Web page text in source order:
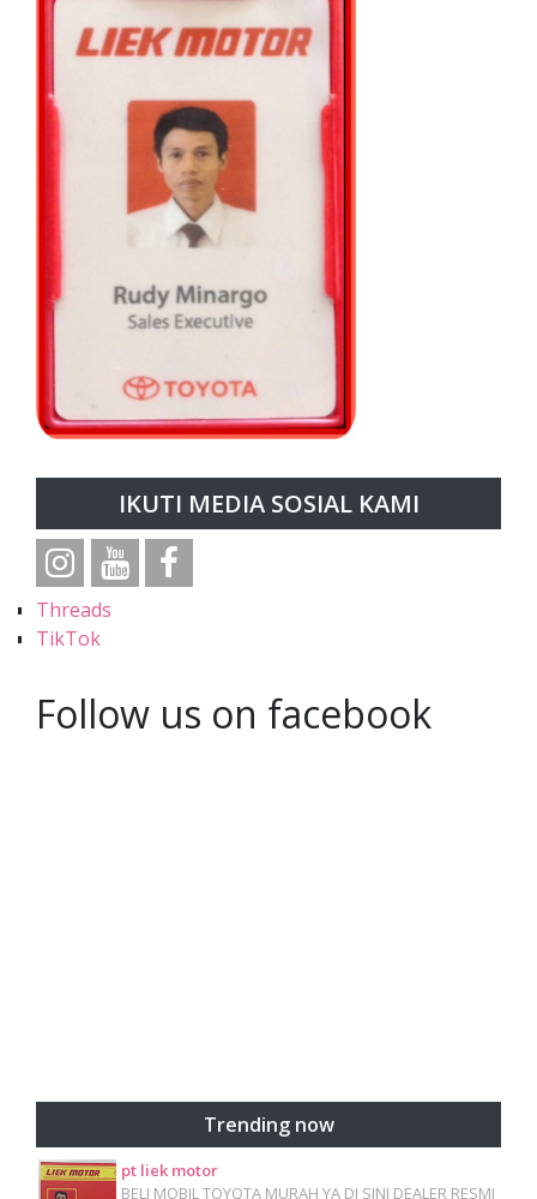
IKUTI MEDIA SOSIAL KAMI
Threads
TikTok
Follow us on facebook
Trending now
pt liek motor
BELI MOBIL TOYOTA MURAH YA DI SINI DEALER RESMI